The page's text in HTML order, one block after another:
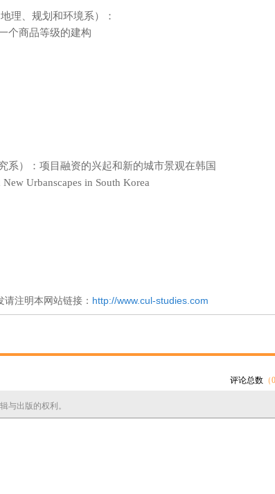
理、规划和环境系）：
个商品等级的建构
系）：项目融资的兴起和新的城市景观在韩国
Urbanscapes in South Korea
注明本网站链接： http://www.cul-studies.com